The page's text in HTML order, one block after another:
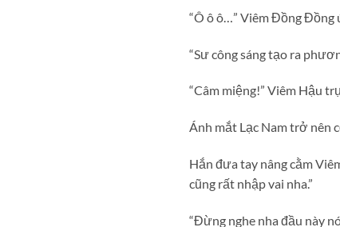
“Ô ô ô…” Viêm Đồng Đồng
“Sư công sáng tạo ra
“Câm miệng!” Viêm Hậu
Ánh mắt Lạc Nam trở nên
Hắn đưa tay nâng cằm
cũng rất nhập vai nha.”
“Đừng nghe nha đầu này